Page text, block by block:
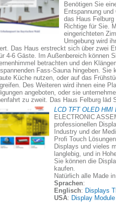
Benötigen Sie
Entspannung
das Haus
Richtige für Sie.
eingerichteten
Umgebung wird
Das Haus erstreckt sich über zwei
4-6 Gäste. Im Außenbereich können
betrachten und den
Fass-Sauna hingeben. Sie
Küche nutzen, oder auf das
Des Weiteren wird ihnen eine
angeboten, oder sie
zu zweit. Das Haus Felburg läd
LCD TFT OLED HMI
ELECTRONIC
professionellen
Industry und der
Profi Touch
Displays und vieles
langlebig, und in
Sie können die
kaufen.
Natürlich alle Made
Sprachen:
Englisch: Displays
USA: Display